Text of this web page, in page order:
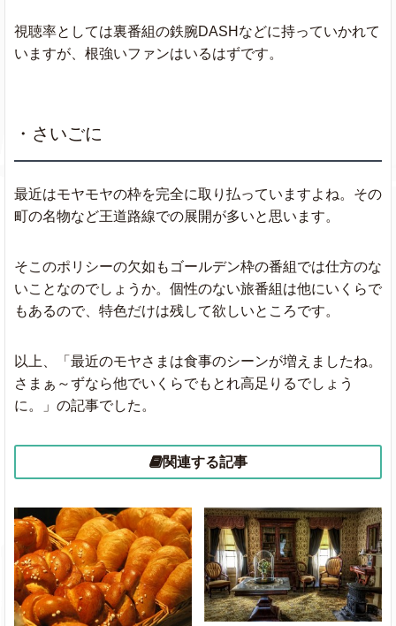
視聴率としては裏番組の鉄腕DASHなどに持っていかれて
いますが、根強いファンはいるはずです。
・さいごに
最近はモヤモヤの枠を完全に取り払っていますよね。その
町の名物など王道路線での展開が多いと思います。
そこのポリシーの欠如もゴールデン枠の番組では仕方のな
いことなのでしょうか。個性のない旅番組は他にいくらで
もあるので、特色だけは残して欲しいところです。
以上、「最近のモヤさまは食事のシーンが増えましたね。
さまぁ～ずなら他でいくらでもとれ高足りるでしょう
に。」の記事でした。
関連する記事